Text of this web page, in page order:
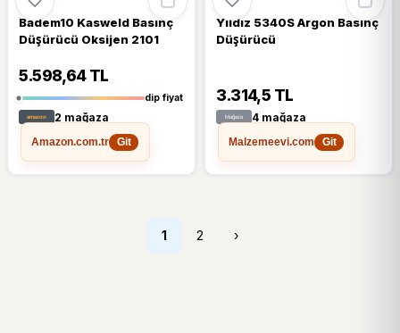
Badem10 Kasweld Basınç
Düşürücü Oksijen 2101
5.598,64 TL
dip fiyat
2 mağaza
Amazon.com.tr
Git
Yıldız 5340S Argon Basınç
Düşürücü
3.314,5 TL
4 mağaza
Malzemeevi.com
Git
1 2 ›